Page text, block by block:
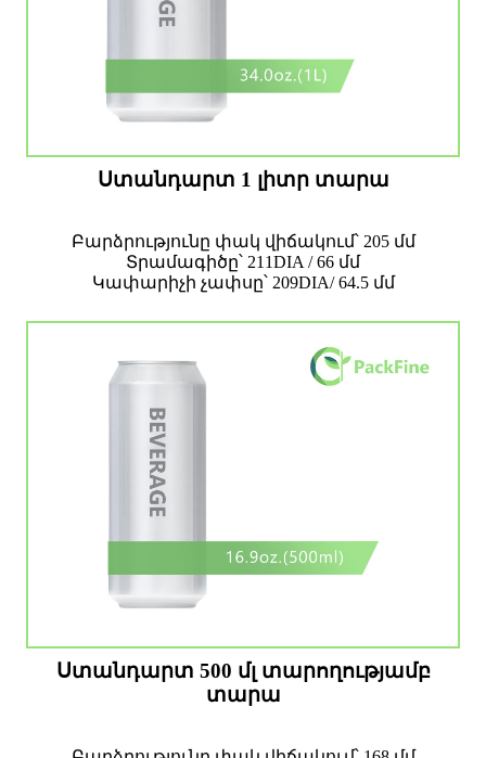
Ստանդարտ 1 լիտր տարա
Բարձրությունը փակ վիճակում՝ 205 մմ
Տրամագիծը՝ 211DIA / 66 մմ
Կափարիչի չափսը՝ 209DIA/ 64.5 մմ
Ստանդարտ 500 մլ տարողությամբ
տարա